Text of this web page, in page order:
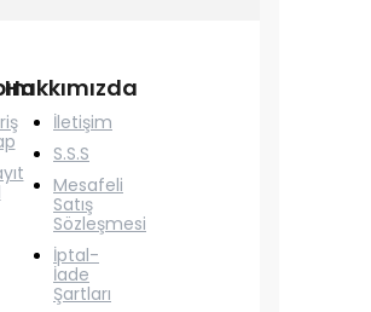
Hakkımızda
İletişim
S.S.S
Mesafeli
Satış
Sözleşmesi
İptal-
İade
Şartları